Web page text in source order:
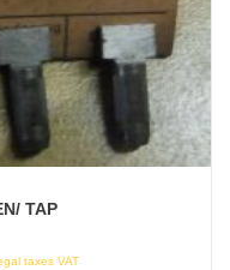
TAP
taxes VAT